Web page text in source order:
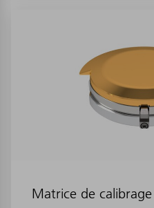
Matrice de calibrage